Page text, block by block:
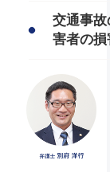
交通事
害者の